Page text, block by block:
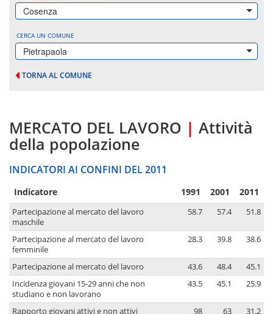
Cosenza
CERCA UN COMUNE
Pietrapaola
TORNA AL COMUNE
MERCATO DEL LAVORO | Attività
della popolazione
INDICATORI AI CONFINI DEL 2011
Indicatore 1991 2001 2011
Partecipazione al mercato del lavoro
maschile
58.7 57.4 51.8
Partecipazione al mercato del lavoro
femminile
28.3 39.8 38.6
Partecipazione al mercato del lavoro 43.6 48.4
45.1
Incidenza giovani 15-29 anni che non
studiano e non lavorano
43.5 45.1 25.9
Rapporto giovani attivi e non attivi 98 63 31.2